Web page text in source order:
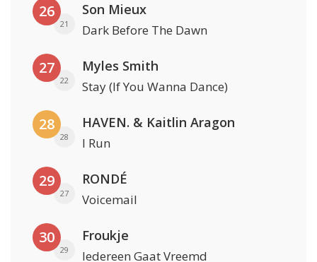
26
21
Son Mieux
Dark Before The Dawn
27
22
Myles Smith
Stay (If You Wanna Dance)
28
28
HAVEN. & Kaitlin Aragon
I Run
29
27
RONDÉ
Voicemail
30
29
Froukje
Iedereen Gaat Vreemd